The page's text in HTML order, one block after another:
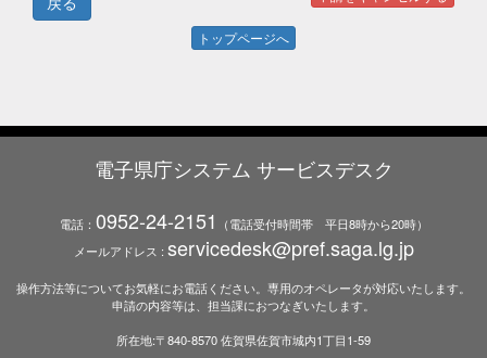
トップページへ
電子県庁システム サービスデスク
電話： 0952-24-2151
（電話受付時間帯 平日8時から20時）
メールアドレス : servicedesk@pref.saga.lg.jp
操作方法等についてお気軽にお電話ください。専用のオペレータが対応いたします。
申請の内容等は、担当課におつなぎいたします。
所在地:〒840-8570 佐賀県佐賀市城内1丁目1-59